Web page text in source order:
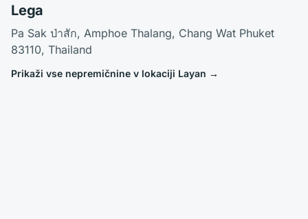
Lega
Pa Sak ป่าสัก, Amphoe Thalang, Chang Wat Phuket
83110, Thailand
Prikaži vse nepremičnine v lokaciji Layan →